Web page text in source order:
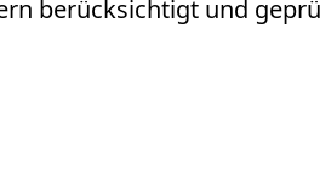
berücksichtigt und